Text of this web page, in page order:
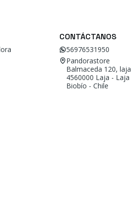
CONTÁCTANOS
56976531950
Pandorastore
Balmaceda 120, laja
4560000 Laja - Laja
Biobío - Chile